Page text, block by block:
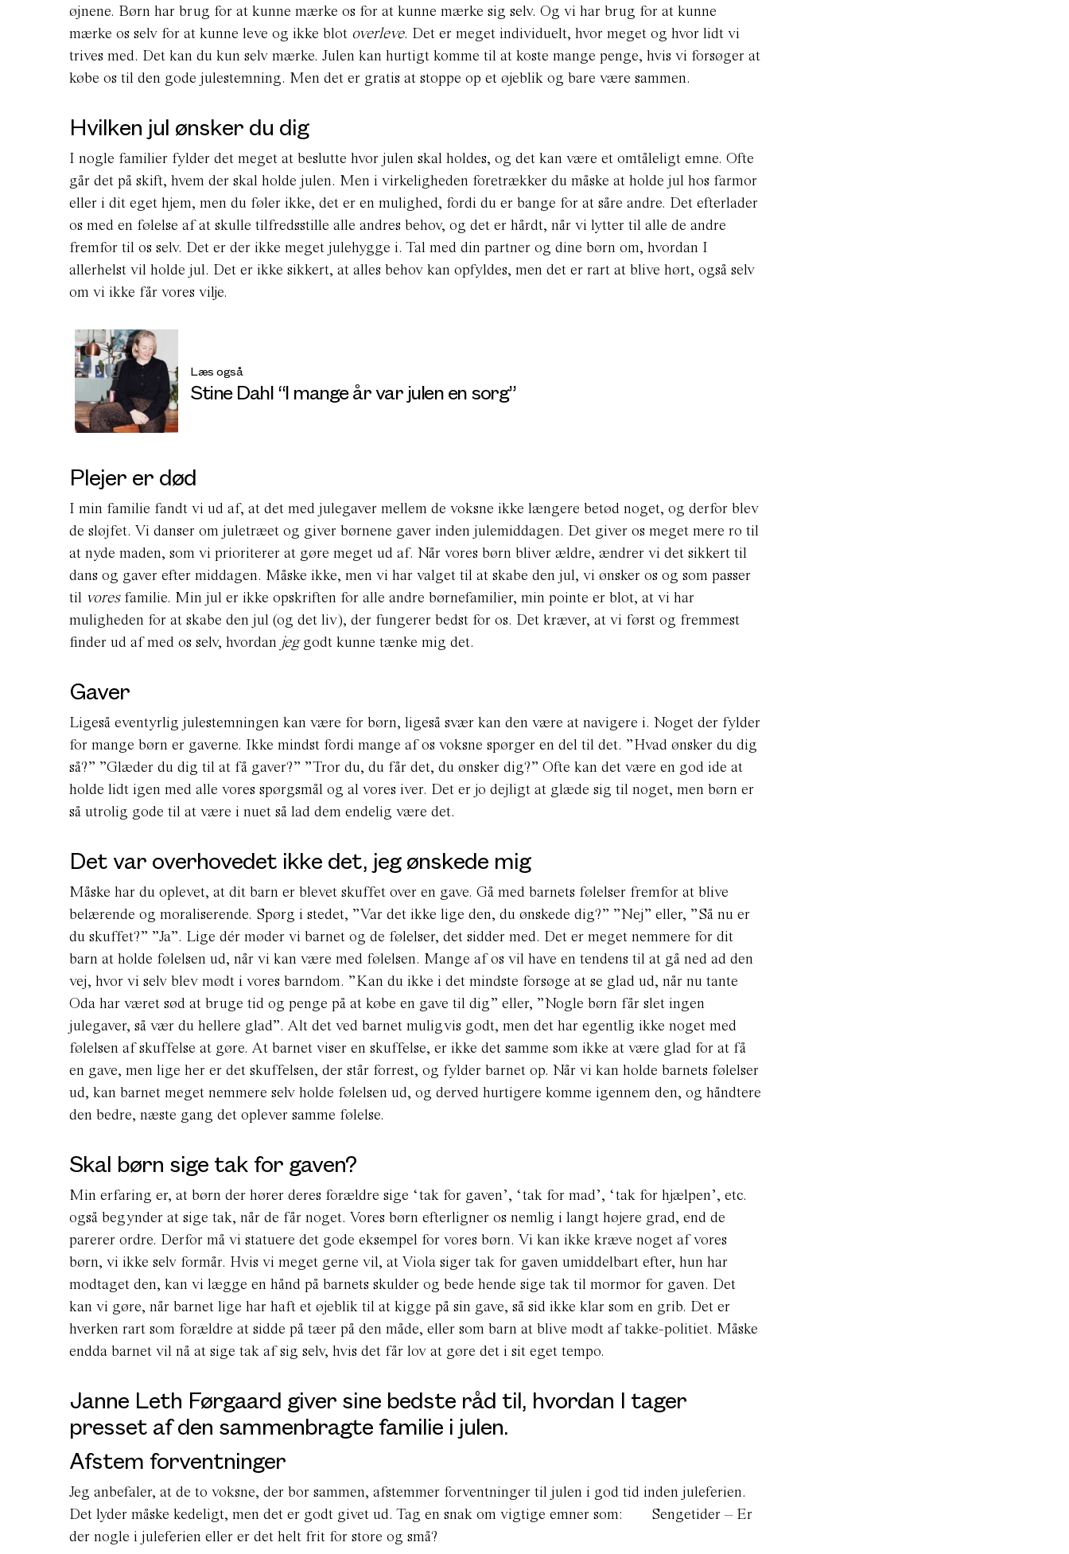
øjnene. Børn har brug for at kunne mærke os for at kunne mærke sig selv. Og vi har brug for at kunne
mærke os selv for at kunne leve og ikke blot overleve. Det er meget individuelt, hvor meget og hvor lidt vi
trives med. Det kan du kun selv mærke. Julen kan hurtigt komme til at koste mange penge, hvis vi forsøger at
købe os til den gode julestemning. Men det er gratis at stoppe op et øjeblik og bare være sammen.
Hvilken jul ønsker du dig
I nogle familier fylder det meget at beslutte hvor julen skal holdes, og det kan være et omtåleligt emne. Ofte
går det på skift, hvem der skal holde julen. Men i virkeligheden foretrækker du måske at holde jul hos farmor
eller i dit eget hjem, men du føler ikke, det er en mulighed, fordi du er bange for at såre andre. Det efterlader
os med en følelse af at skulle tilfredsstille alle andres behov, og det er hårdt, når vi lytter til alle de andre
fremfor til os selv. Det er der ikke meget julehygge i. Tal med din partner og dine børn om, hvordan I
allerhelst vil holde jul. Det er ikke sikkert, at alles behov kan opfyldes, men det er rart at blive hørt, også selv
om vi ikke får vores vilje.
Læs også
Stine Dahl “I mange år var julen en sorg”
Plejer er død
I min familie fandt vi ud af, at det med julegaver mellem de voksne ikke længere betød noget, og derfor blev
de sløjfet. Vi danser om juletræet og giver børnene gaver inden julemiddagen. Det giver os meget mere ro til
at nyde maden, som vi prioriterer at gøre meget ud af. Når vores børn bliver ældre, ændrer vi det sikkert til
dans og gaver efter middagen. Måske ikke, men vi har valget til at skabe den jul, vi ønsker os og som passer
til vores familie. Min jul er ikke opskriften for alle andre børnefamilier, min pointe er blot, at vi har
muligheden for at skabe den jul (og det liv), der fungerer bedst for os. Det kræver, at vi først og fremmest
finder ud af med os selv, hvordan jeggodt kunne tænke mig det.
Gaver
Ligeså eventyrlig julestemningen kan være for børn, ligeså svær kan den være at navigere i. Noget der fylder
for mange børn er gaverne. Ikke mindst fordi mange af os voksne spørger en del til det. ”Hvad ønsker du dig
så?” ”Glæder du dig til at få gaver?” ”Tror du, du får det, du ønsker dig?” Ofte kan det være en god ide at
holde lidt igen med alle vores spørgsmål og al vores iver. Det er jo dejligt at glæde sig til noget, men børn er
så utrolig gode til at være i nuet så lad dem endelig være det.
Det var overhovedet ikke det, jeg ønskede mig
Måske har du oplevet, at dit barn er blevet skuffet over en gave. Gå med barnets følelser fremfor at blive
belærende og moraliserende. Spørg i stedet, ”Var det ikke lige den, du ønskede dig?” ”Nej” eller, ”Så nu er
du skuffet?” ”Ja”. Lige dér møder vi barnet og de følelser, det sidder med. Det er meget nemmere for dit
barn at holde følelsen ud, når vi kan være med følelsen. Mange af os vil have en tendens til at gå ned ad den
vej, hvor vi selv blev mødt i vores barndom. ”Kan du ikke i det mindste forsøge at se glad ud, når nu tante
Oda har været sød at bruge tid og penge på at købe en gave til dig” eller, ”Nogle børn får slet ingen
julegaver, så vær du hellere glad”. Alt det ved barnet muligvis godt, men det har egentlig ikke noget med
følelsen af skuffelse at gøre. At barnet viser en skuffelse, er ikke det samme som ikke at være glad for at få
en gave, men lige her er det skuffelsen, der står forrest, og fylder barnet op. Når vi kan holde barnets følelser
ud, kan barnet meget nemmere selv holde følelsen ud, og derved hurtigere komme igennem den, og håndtere
den bedre, næste gang det oplever samme følelse.
Skal børn sige tak for gaven?
Min erfaring er, at børn der hører deres forældre sige ‘tak for gaven’, ‘tak for mad’, ‘tak for hjælpen’, etc.
også begynder at sige tak, når de får noget. Vores børn efterligner os nemlig i langt højere grad, end de
parerer ordre. Derfor må vi statuere det gode eksempel for vores børn. Vi kan ikke kræve noget af vores
børn, vi ikke selv formår. Hvis vi meget gerne vil, at Viola siger tak for gaven umiddelbart efter, hun har
modtaget den, kan vi lægge en hånd på barnets skulder og bede hende sige tak til mormor for gaven. Det
kan vi gøre, når barnet lige har haft et øjeblik til at kigge på sin gave, så sid ikke klar som en grib. Det er
hverken rart som forældre at sidde på tæer på den måde, eller som barn at blive mødt af takke-politiet. Måske
endda barnet vil nå at sige tak af sig selv, hvis det får lov at gøre det i sit eget tempo.
Janne Leth Førgaard giver sine bedste råd til, hvordan I tager
presset af den sammenbragte familie i julen.
Afstem forventninger
Jeg anbefaler, at de to voksne, der bor sammen, afstemmer forventninger til julen i god tid inden juleferien.
Det lyder måske kedeligt, men det er godt givet ud. Tag en snak om vigtige emner som: Sengetider – Er
der nogle i juleferien eller er det helt frit for store og små?